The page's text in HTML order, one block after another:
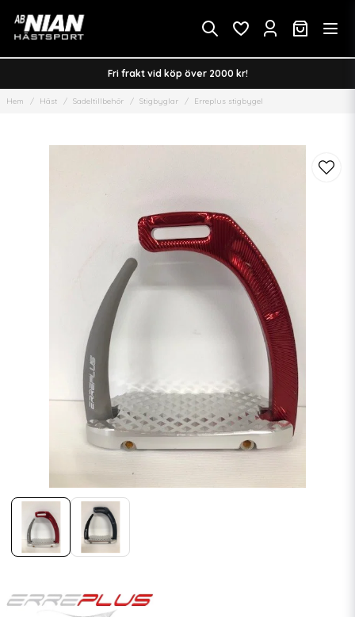
Fri frakt vid köp över 2000 kr!
Hem Häst Sadeltillbehör Stigbyglar Erreplus stigbygel